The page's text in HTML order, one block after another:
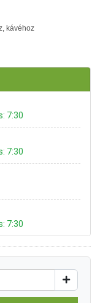
kávéhoz
7:30
7:30
7:30